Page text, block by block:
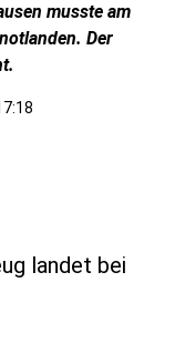
musste am
Der
landet bei